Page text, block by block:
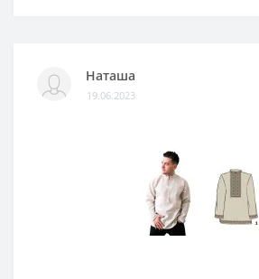
Наташа
19.06.2023